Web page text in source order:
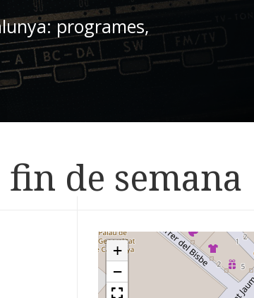
programes,
de semana
+
−